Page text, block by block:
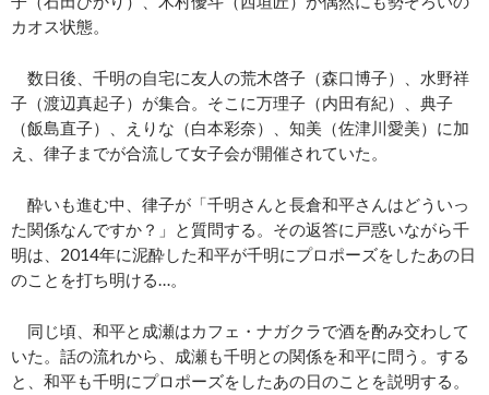
カオス状態。
数日後、千明の自宅に友人の荒木啓子（森口博子）、水野祥
子（渡辺真起子）が集合。そこに万理子（内田有紀）、典子
（飯島直子）、えりな（白本彩奈）、知美（佐津川愛美）に加
え、律子までが合流して女子会が開催されていた。
酔いも進む中、律子が「千明さんと長倉和平さんはどういっ
た関係なんですか？」と質問する。その返答に戸惑いながら千
明は、2014年に泥酔した和平が千明にプロポーズをしたあの日
のことを打ち明ける…。
同じ頃、和平と成瀬はカフェ・ナガクラで酒を酌み交わして
いた。話の流れから、成瀬も千明との関係を和平に問う。する
と、和平も千明にプロポーズをしたあの日のことを説明する。